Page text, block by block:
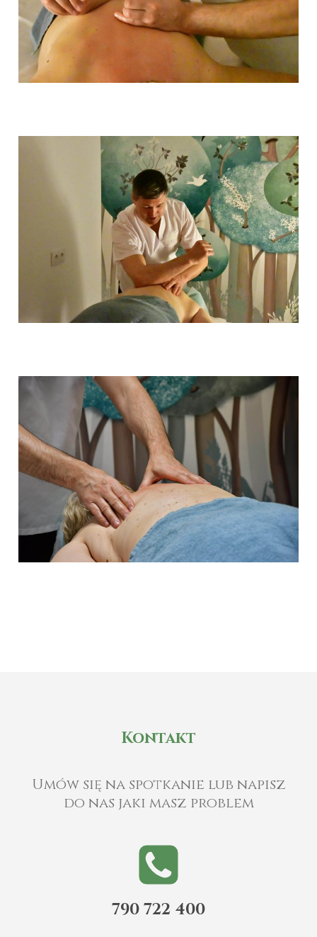
Kontakt
Umów się na spotkanie lub napisz
do nas jaki masz problem
790 722 400